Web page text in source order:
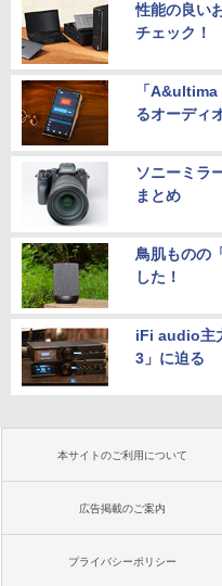
性能の良い
チェック！
「
るオーディ
ソニーミラ
まとめ
鳥肌ものの
した！
iFi audio主
3」に迫る
本サイトのご利用について
広告掲載のご案内
プライバシーポリシー